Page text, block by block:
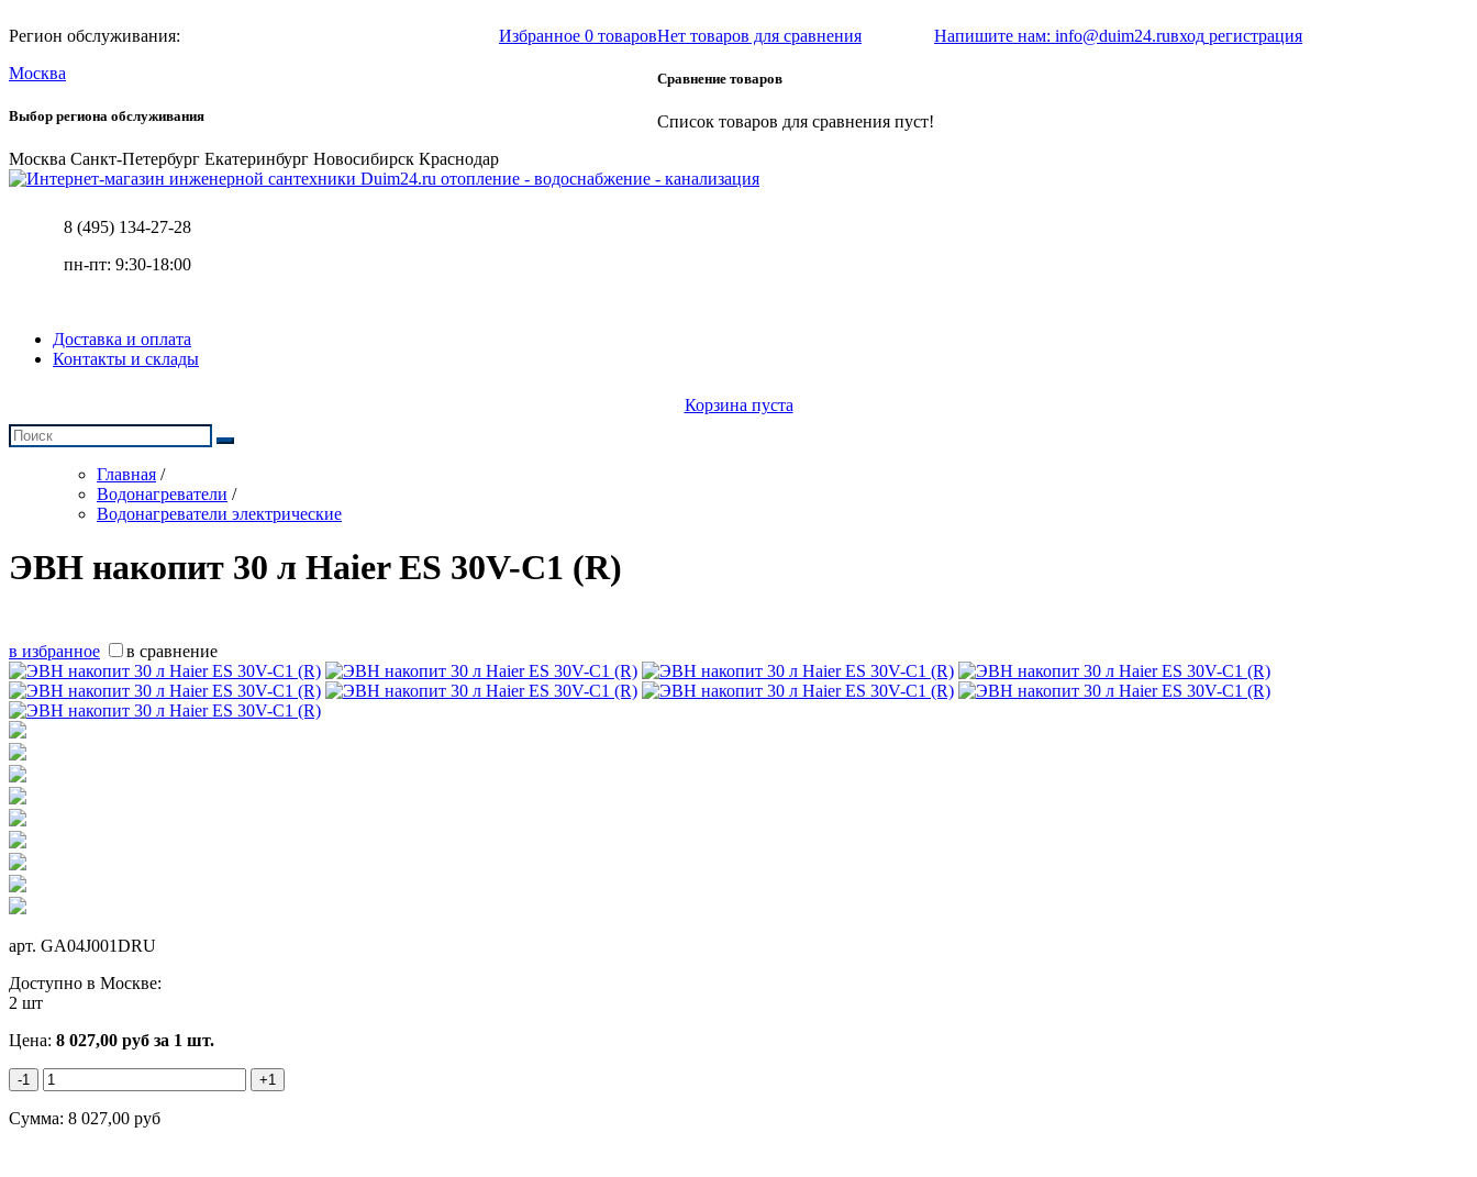
Регион обслуживания:
Москва
Выбор региона обслуживания
Москва Санкт-Петербург Екатеринбург Новосибирск Краснодар
Избранное 0 товаровНет товаров для сравнения
Сравнение товаров
Список товаров для сравнения пуст!
Напишите нам: info@duim24.ruвход регистрация
отопление - водоснабжение - канализация
8 (495) 134-27-28
пн-пт: 9:30-18:00
Доставка и оплата
Контакты и склады
Корзина пуста
Главная /
Водонагреватели /
Водонагреватели электрические
ЭВН накопит 30 л Haier ES 30V-C1 (R)
в избранное в сравнение
арт. GA04J001DRU
Доступно в Москве:
2 шт
Цена: 8 027,00 руб за 1 шт.
-1 +1
Сумма: 8 027,00 руб